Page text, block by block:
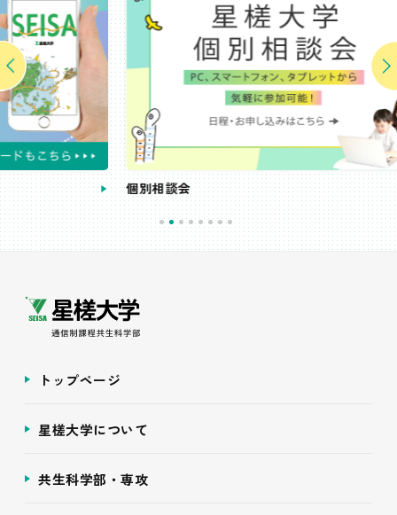
個別相談会 受
トップページ
星槎大学について
共生科学部・専攻